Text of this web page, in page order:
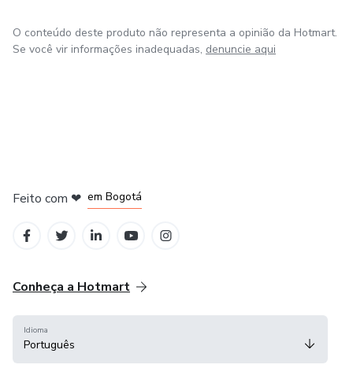
O conteúdo deste produto não representa a opinião da Hotmart.
Se você vir informações inadequadas, denuncie aqui
Feito com ❤ em Bogotá
Conheça a Hotmart
Idioma
Português